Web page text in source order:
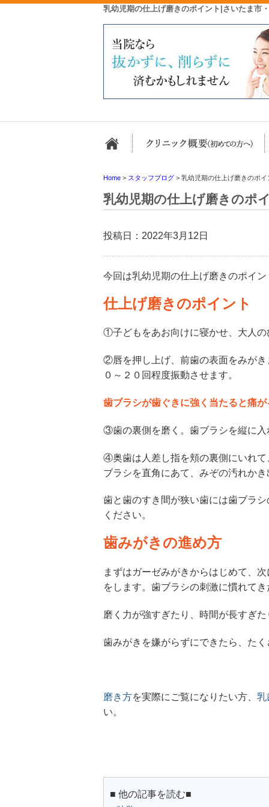
乳幼児期の仕上げ磨きのポイント|さいたま市
ホーム
Home > スタッフブログ > 乳幼児期の仕上げ磨きのポイ
乳幼児期の仕上げ磨きのポ
投稿日：2022年3月12日
今回は乳幼児期の仕上げ磨きのポイ
仕上げ磨きのポイント
①子どもをあお向けに寝かせ、大人の
②唇を押し上げ、前歯の表面をみが
０～２０回程度振動させます。
歯ブラシが歯ぐきに強く当たると痛
③歯の裏側を磨く。歯ブラシを縦に
④奥歯は人差し指を頬の裏側にいれ
ブラシを直角にあて、みぞの汚れか
歯と歯のすき間が狭い歯には歯ブラ
ください。
歯みがきの進め方
まずはガーゼみがきからはじめて、
をします。歯ブラシの刺激に慣れて
磨く力が強すぎたり、時間が長すぎ
歯みがきを嫌がらずにできたら、た
磨き方を実際にご覧になりたい方、 乳
い。
■ 他の記事を読む■